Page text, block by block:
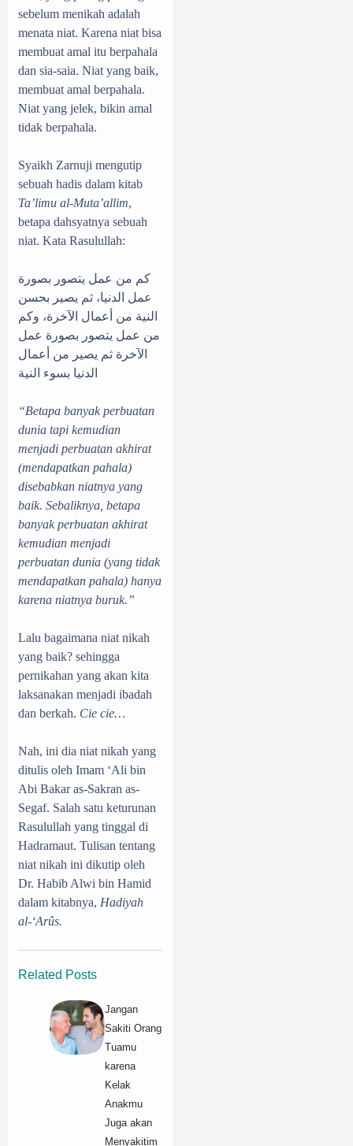
sebelum menikah adalah
menata niat. Karena niat bisa
membuat amal itu berpahala
dan sia-saia. Niat yang baik,
membuat amal berpahala.
Niat yang jelek, bikin amal
tidak berpahala.
Syaikh Zarnuji mengutip
sebuah hadis dalam kitab
Ta’limu al-Muta’allim,
betapa dahsyatnya sebuah
niat. Kata Rasulullah:
كم من عمل يتصور بصورة
عمل الدنيا، ثم يصير بحسن
النية من أعمال الآخرة، وكم
من عمل يتصور بصورة عمل
الآخرة ثم يصير من أعمال
الدنيا بسوء النية
“Betapa banyak perbuatan
dunia tapi kemudian
menjadi perbuatan akhirat
(mendapatkan pahala)
disebabkan niatnya yang
baik. Sebaliknya, betapa
banyak perbuatan akhirat
kemudian menjadi
perbuatan dunia (yang tidak
mendapatkan pahala) hanya
karena niatnya buruk.”
Lalu bagaimana niat nikah
yang baik? sehingga
pernikahan yang akan kita
laksanakan menjadi ibadah
dan berkah. Cie cie…
Nah, ini dia niat nikah yang
ditulis oleh Imam ‘Ali bin
Abi Bakar as-Sakran as-
Segaf. Salah satu keturunan
Rasulullah yang tinggal di
Hadramaut. Tulisan tentang
niat nikah ini dikutip oleh
Dr. Habib Alwi bin Hamid
dalam kitabnya, Hadiyah
al-‘Arûs.
Related Posts
Jangan
Sakiti Orang
Tuamu
karena
Kelak
Anakmu
Juga akan
Menyakitim